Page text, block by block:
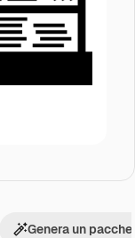
Genera un